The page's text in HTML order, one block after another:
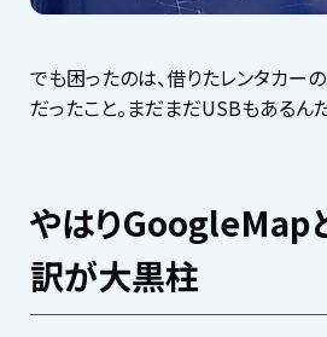
でも困ったのは、借りたレンタカー
だったこと。まだまだUSBもあるん
やはりGoogleMap
訳が大黒柱